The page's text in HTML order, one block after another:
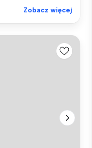
Zobacz więcej